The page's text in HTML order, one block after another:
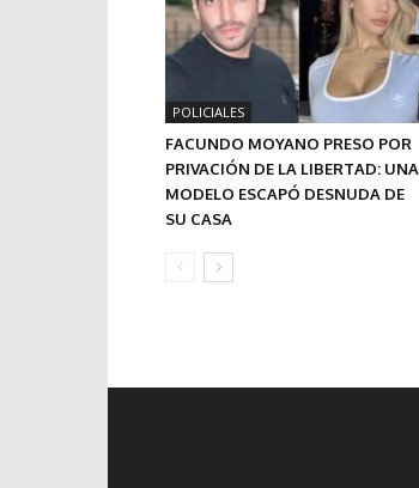
POLICIALES
FACUNDO MOYANO PRESO POR
PRIVACIÓN DE LA LIBERTAD: UNA
MODELO ESCAPÓ DESNUDA DE
SU CASA